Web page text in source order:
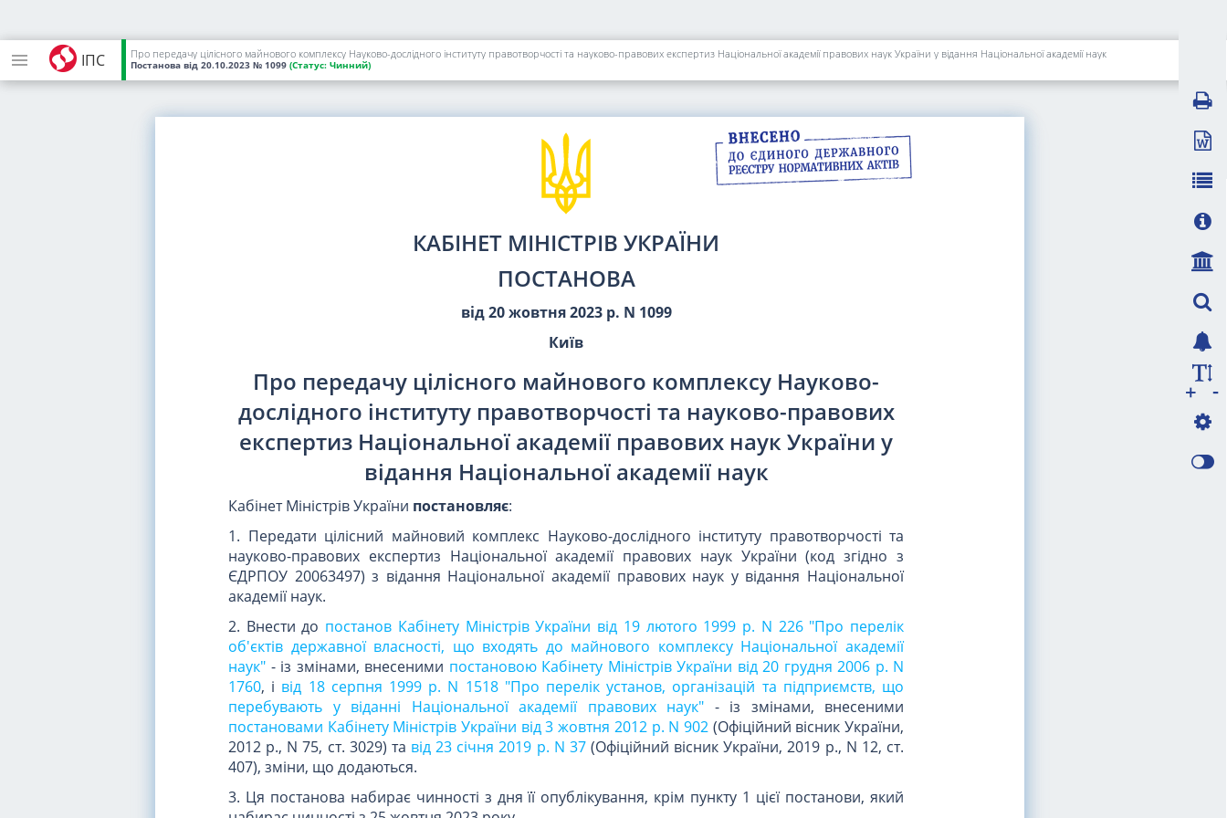
ІПС Про передачу цілісного майнового комплексу Науково-дослідного інституту правотворчості та науково-правових експертиз Національної академії правових наук України у відання Національної академії наук
Постанова від 20.10.2023 № 1099 (Статус: Чинний)
КАБІНЕТ МІНІСТРІВ УКРАЇНИ
ПОСТАНОВА
від 20 жовтня 2023 р. N 1099
Київ
Про передачу цілісного майнового комплексу Науково-
дослідного інституту правотворчості та науково-правових
експертиз Національної академії правових наук України у
відання Національної академії наук
Кабінет Міністрів України постановляє:
1. Передати цілісний майновий комплекс Науково-дослідного інституту правотворчості та
науково-правових експертиз Національної академії правових наук України (код згідно з
ЄДРПОУ 20063497) з відання Національної академії правових наук у відання Національної
академії наук.
2. Внести до постанов Кабінету Міністрів України від 19 лютого 1999 р. N 226 "Про перелік
об'єктів державної власності, що входять до майнового комплексу Національної академії
наук" - із змінами, внесеними постановою Кабінету Міністрів України від 20 грудня 2006 р. N
1760, і від 18 серпня 1999 р. N 1518 "Про перелік установ, організацій та підприємств, що
перебувають у віданні Національної академії правових наук" - із змінами, внесеними
постановами Кабінету Міністрів України від 3 жовтня 2012 р. N 902(Офіційний вісник України,
2012 р., N 75, ст. 3029) та від 23 січня 2019 р. N 37(Офіційний вісник України, 2019 р., N 12, ст.
407), зміни, що додаються.
3. Ця постанова набирає чинності з дня її опублікування, крім пункту 1 цієї постанови, який
-
+